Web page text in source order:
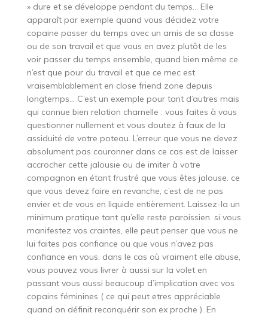
» dure et se développe pendant du temps… Elle
apparaît par exemple quand vous décidez votre
copaine passer du temps avec un amis de sa classe
ou de son travail et que vous en avez plutôt de les
voir passer du temps ensemble, quand bien même ce
n’est que pour du travail et que ce mec est
vraisemblablement en close friend zone depuis
longtemps… C’est un exemple pour tant d’autres mais
qui connue bien relation charnelle : vous faites à vous
questionner nullement et vous doutez à faux de la
assiduité de votre poteau. L’erreur que vous ne devez
absolument pas couronner dans ce cas est de laisser
accrocher cette jalousie ou de imiter à votre
compagnon en étant frustré que vous êtes jalouse. ce
que vous devez faire en revanche, c’est de ne pas
envier et de vous en liquide entièrement. Laissez-la un
minimum pratique tant qu’elle reste paroissien. si vous
manifestez vos craintes, elle peut penser que vous ne
lui faites pas confiance ou que vous n’avez pas
confiance en vous. dans le cas où vraiment elle abuse,
vous pouvez vous livrer à aussi sur la volet en
passant vous aussi beaucoup d’implication avec vos
copains féminines ( ce qui peut etres appréciable
quand on définit reconquérir son ex proche ). En